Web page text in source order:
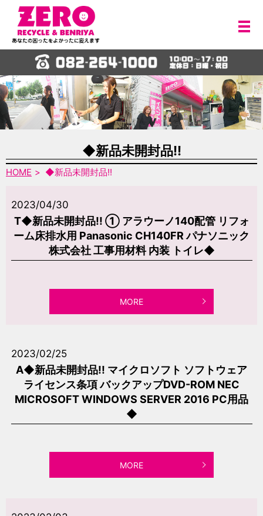
メ
◆新品未開封品!!
HOME ◆新品未開封品!!
2023/04/30
T◆新品未開封品!! ① アラウーノ140配管 リフォ
ーム床排水用 Panasonic CH140FR パナソニック
株式会社 工事用材料 内装 トイレ◆
MORE
2023/02/25
A◆新品未開封品!! マイクロソフト ソフトウェア
ライセンス条項 バックアップDVD-ROM NEC
MICROSOFT WINDOWS SERVER 2016 PC用品
◆
MORE